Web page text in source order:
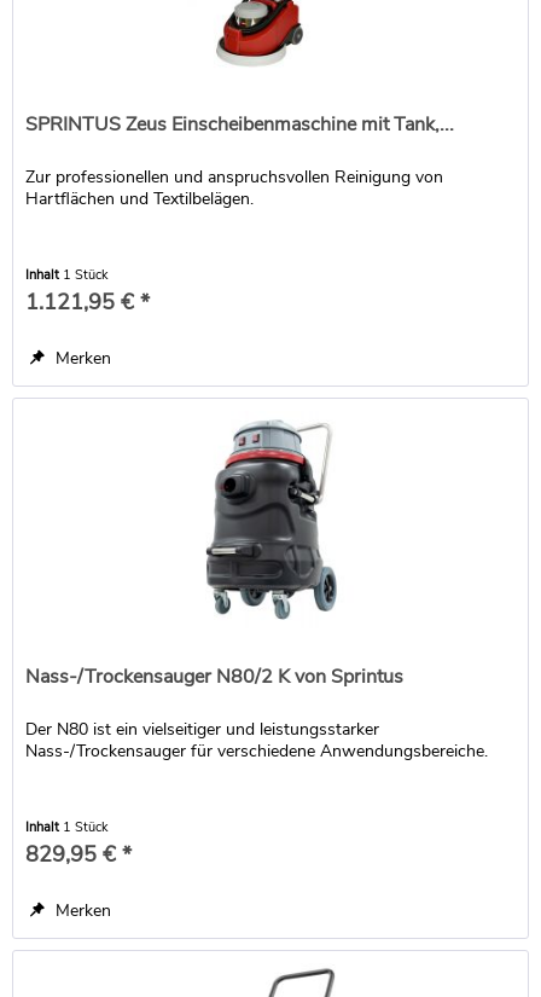
SPRINTUS Zeus Einscheibenmaschine mit Tank,...
Zur professionellen und anspruchsvollen Reinigung von
Hartflächen und Textilbelägen.
Inhalt 1 Stück
1.121,95 € *
Merken
Nass-/Trockensauger N80/2 K von Sprintus
Der N80 ist ein vielseitiger und leistungsstarker
Nass-/Trockensauger für verschiedene Anwendungsbereiche.
Inhalt 1 Stück
829,95 € *
Merken